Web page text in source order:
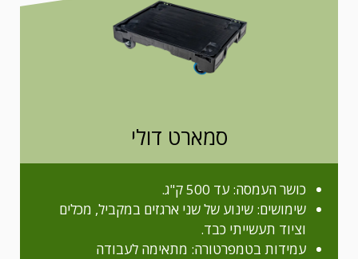
סמארט דולי
כושר העמסה: עד 500 ק"ג.
שימושים: שינוע של שני ארגזים במקביל, מכלים
וציוד תעשייתי כבד.
עמידות בטמפרטורה: מתאימה לעבודה